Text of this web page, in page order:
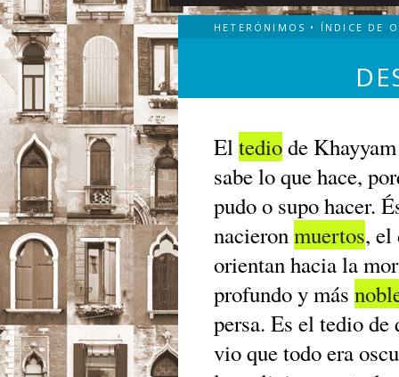
HETERÓNIMOS • ÍNDICE DE
Eltediode
sabe lo que hace,
pudo o supo hacer.
nacieronmuertos, el
orientan hacia la
profundo y más
persa. Es el tedio
vio que todo era